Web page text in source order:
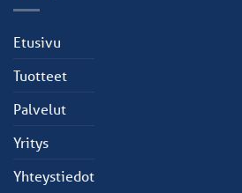
Etusivu
Tuotteet
Palvelut
Yritys
Yhteystiedot